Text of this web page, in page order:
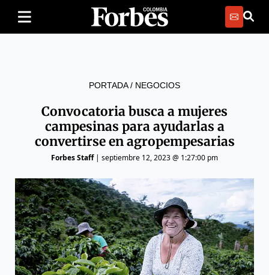
PORTADA/ NEGOCIOS
Convocatoria busca a mujeres
campesinas para ayudarlas a
convertirse en agropempesarias
Forbes Staff| septiembre 12, 2023 @ 1:27:00 pm